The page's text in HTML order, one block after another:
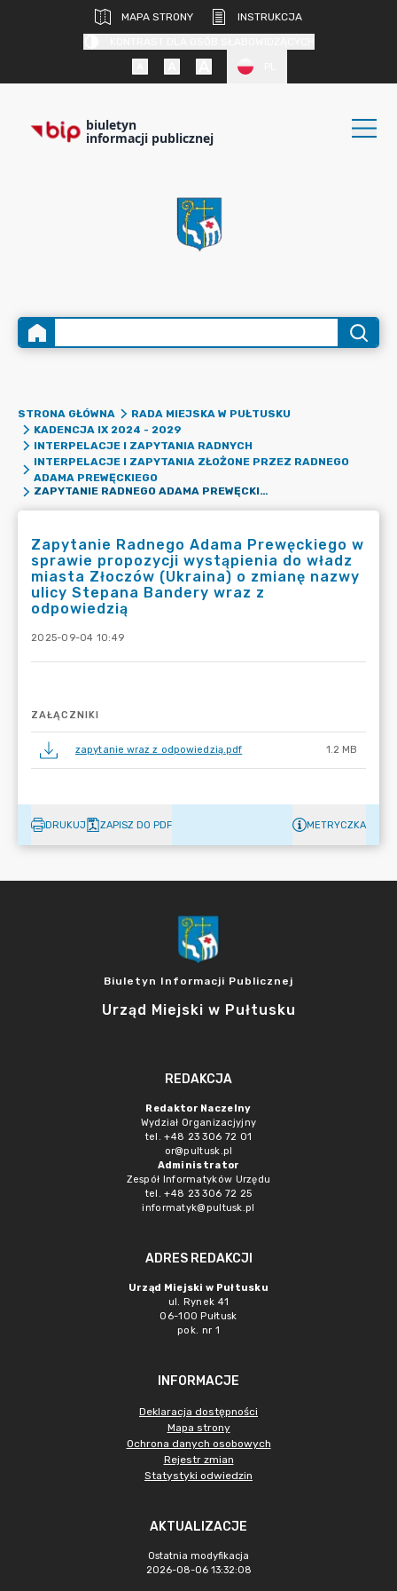
MAPA STRONY
INSTRUKCJA
biuletyn
informacji publicznej
STRONA GŁÓWNA
RADA MIEJSKA W PUŁTUSKU
KADENCJA IX 2024 - 2029
INTERPELACJE I ZAPYTANIA RADNYCH
INTERPELACJE I ZAPYTANIA ZŁOŻONE PRZEZ RADNEGO
ADAMA PREWĘCKIEGO
ZAPYTANIE RADNEGO ADAMA PREWĘCKIEGO W SPRAWIE PROPOZYCJI WYSTĄPIENIA DO WŁADZ MIASTA ZŁOCZÓW (UKRAINA) O ZMIANĘ NAZWY ULICY STEPANA BANDERY WRAZ Z ODPOWIEDZIĄ
Zapytanie Radnego Adama Prewęckiego w
sprawie propozycji wystąpienia do władz
miasta Złoczów (Ukraina) o zmianę nazwy
ulicy Stepana Bandery wraz z
odpowiedzią
2025-09-04 10:49
ZAŁĄCZNIKI
zapytanie wraz z odpowiedzią.pdf 1.2 MB
DRUKUJ ZAPISZ DO PDF METRYCZKA
Biuletyn Informacji Publicznej
Urząd Miejski w Pułtusku
REDAKCJA
Redaktor Naczelny
Wydział Organizacjyjny
tel. +48 23 306 72 01
or@pultusk.pl
Administrator
Zespół Informatyków Urzędu
tel. +48 23 306 72 25
informatyk@pultusk.pl
ADRES REDAKCJI
Urząd Miejski w Pułtusku
ul. Rynek 41
06-100 Pułtusk
pok. nr 1
INFORMACJE
Deklaracja dostępności
Mapa strony
Ochrona danych osobowych
Rejestr zmian
Statystyki odwiedzin
AKTUALIZACJE
Ostatnia modyfikacja
2026-08-06 13:32:08